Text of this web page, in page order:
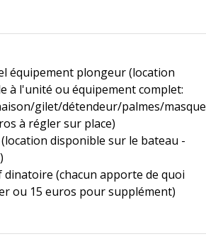
équipement plongeur (location
à l'unité ou équipement complet:
gilet/détendeur/palmes/masque
à régler sur place)
disponible sur le bateau -
dinatoire (chacun apporte de quoi
ou 15 euros pour supplément)